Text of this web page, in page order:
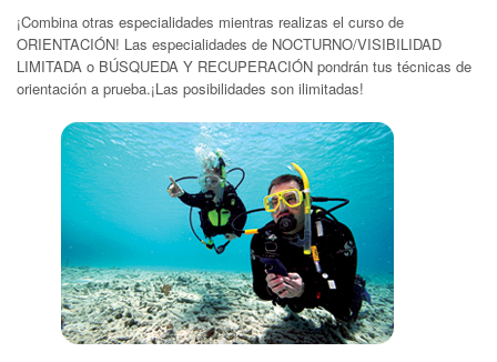
¡Combina otras especialidades mientras realizas el curso de
ORIENTACIÓN! Las especialidades de NOCTURNO/VISIBILIDAD
LIMITADA o BÚSQUEDA Y RECUPERACIÓN pondrán tus técnicas de
orientación a prueba.¡Las posibilidades son ilimitadas!